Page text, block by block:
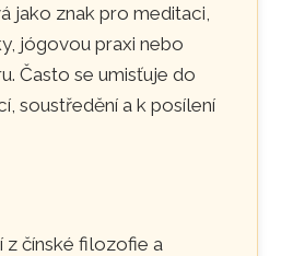
jako znak pro meditaci,
jógovou praxi nebo
Často se umisťuje do
soustředění a k posílení
z čínské filozofie a